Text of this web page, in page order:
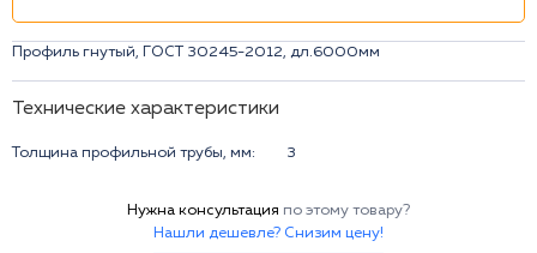
Профиль гнутый, ГОСТ 30245-2012, дл.6000мм
Технические характеристики
Толщина профильной трубы, мм: 3
Нужна консультация по этому товару?
Нашли дешевле? Снизим цену!